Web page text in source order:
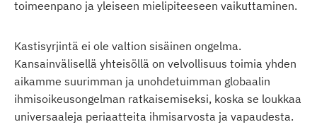
toimeenpano ja yleiseen mielipiteeseen vaikuttaminen.
Kastisyrjintä ei ole valtion sisäinen ongelma.
Kansainvälisellä yhteisöllä on velvollisuus toimia yhden
aikamme suurimman ja unohdetuimman globaalin
ihmisoikeusongelman ratkaisemiseksi, koska se loukkaa
universaaleja periaatteita ihmisarvosta ja vapaudesta.